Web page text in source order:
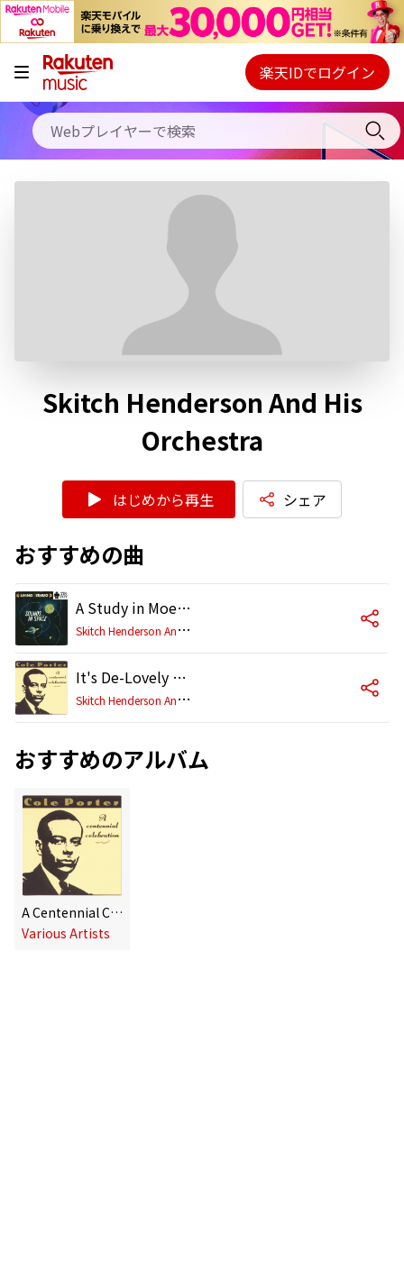
キャンペーン
料金プラン
使い方
Webプレイヤー
ご契約内容の確認・変更
楽天IDでログイン
Skitch Henderson And His
Orchestra
はじめから再生 シェア
おすすめの曲
A Study in Moe's Art
S
kitch Henderson And His Orchestra
It's De-Lovely - (From "Red, Hot And Blue")
S
kitch Henderson And His Orchestra
おすすめのアルバム
A Centennial Celebration
Various Artists